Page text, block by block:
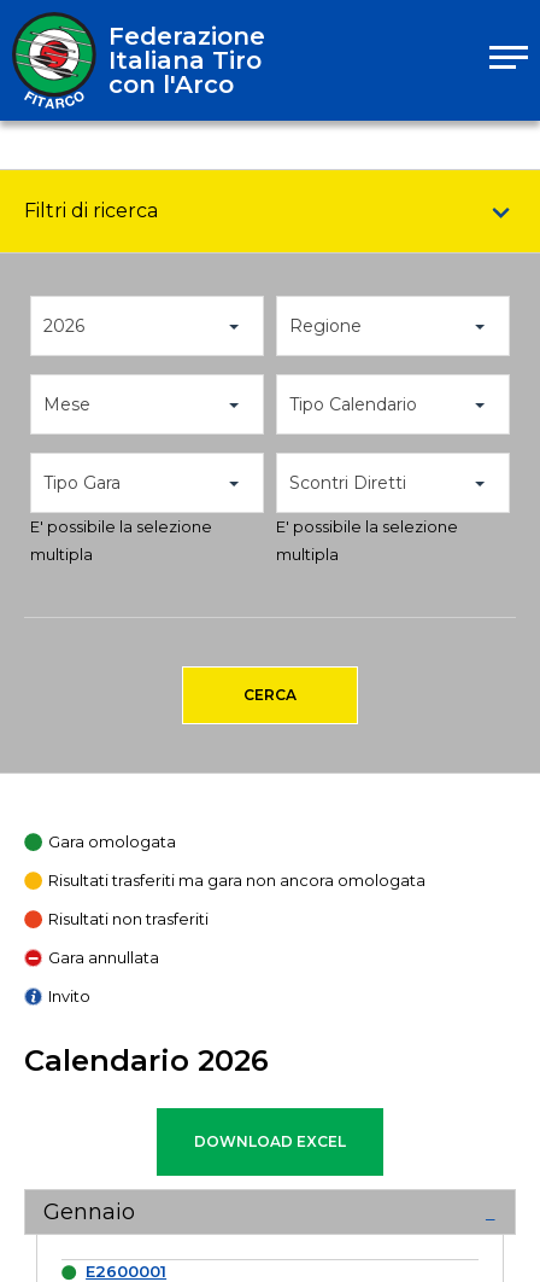
Federazione
Italiana Tiro
con l'Arco
Filtri di ricerca
2026 Regione
Mese Tipo Calendario
Tipo Gara
E' possibile la selezione
multipla
Scontri Diretti
E' possibile la selezione
multipla
CERCA
Gara omologata
Risultati trasferiti ma gara non ancora omologata
Risultati non trasferiti
Gara annullata
Invito
Calendario 2026
Gennaio
E2600001